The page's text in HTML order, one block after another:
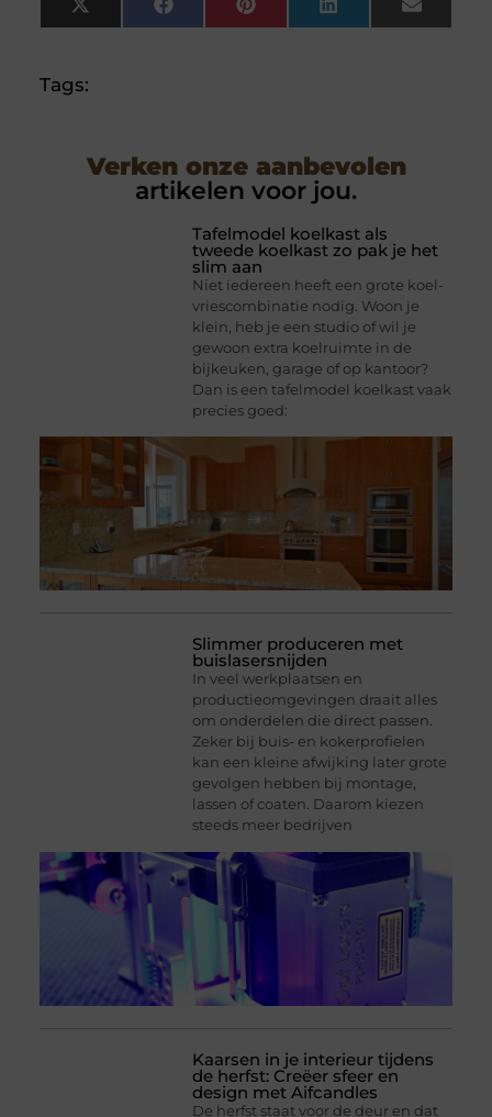
X
(Twitter)
FacebookPinterest LinkedIn Email
Tags:
Verken onze aanbevolen
artikelen voor jou.
Tafelmodel koelkast als
tweede koelkast zo pak je het
slim aan
Niet iedereen heeft een grote koel-
vriescombinatie nodig. Woon je
klein, heb je een studio of wil je
gewoon extra koelruimte in de
bijkeuken, garage of op kantoor?
Dan is een tafelmodel koelkast vaak
precies goed:
Slimmer produceren met
buislasersnijden
In veel werkplaatsen en
productieomgevingen draait alles
om onderdelen die direct passen.
Zeker bij buis- en kokerprofielen
kan een kleine afwijking later grote
gevolgen hebben bij montage,
lassen of coaten. Daarom kiezen
steeds meer bedrijven
Kaarsen in je interieur tijdens
de herfst: Creëer sfeer en
design met Aifcandles
De herfst staat voor de deur en dat